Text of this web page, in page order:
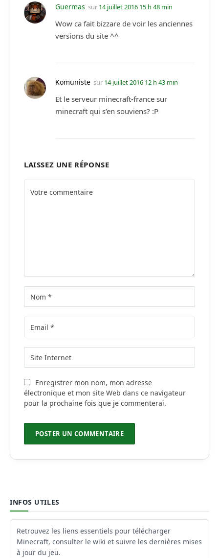
Guermas sur 14 juillet 2016 15 h 48 min
Wow ca fait bizzare de voir les anciennes
versions du site ^^
Komuniste sur 14 juillet 2016 12 h 43 min
Et le serveur minecraft-france sur
minecraft qui s’en souviens? :P
LAISSEZ UNE RÉPONSE
Enregistrer mon nom, mon adresse
électronique et mon site Web dans ce navigateur
pour la prochaine fois que je commenterai.
INFOS UTILES
Retrouvez les liens essentiels pour télécharger
Minecraft, consulter le wiki et suivre les dernières mises
à jour du jeu.